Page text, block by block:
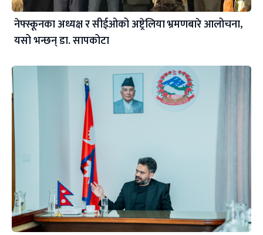
नेफ्स्कूनका अध्यक्ष र सीईओको अष्ट्रेलिया भ्रमणबारे आलोचना,
यसो भन्छन् डा‍. सापकोटा